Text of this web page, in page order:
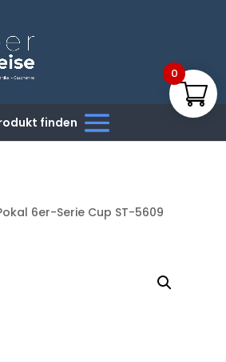
6er-Serie Cup ST-5609
0